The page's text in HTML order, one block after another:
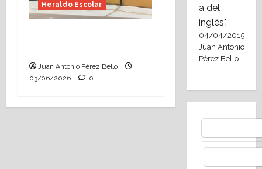
Heraldo Escolar
Juan Antonio Pérez Bello
03/06/2026
0
a del
inglés".
04/04/2015
Juan Antonio
Pérez Bello